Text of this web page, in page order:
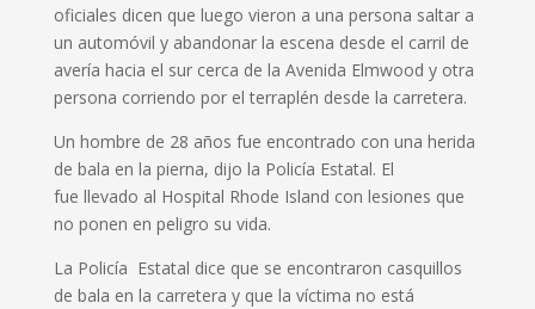
oficiales dicen que luego vieron a una persona saltar a
un automóvil y abandonar la escena desde el carril de
avería hacia el sur cerca de la Avenida Elmwood y otra
persona corriendo por el terraplén desde la carretera.
Un hombre de 28 años fue encontrado con una herida
de bala en la pierna, dijo la Policía Estatal. El
fue llevado al Hospital Rhode Island con lesiones que
no ponen en peligro su vida.
La Policía Estatal dice que se encontraron casquillos
de bala en la carretera y que la víctima no está